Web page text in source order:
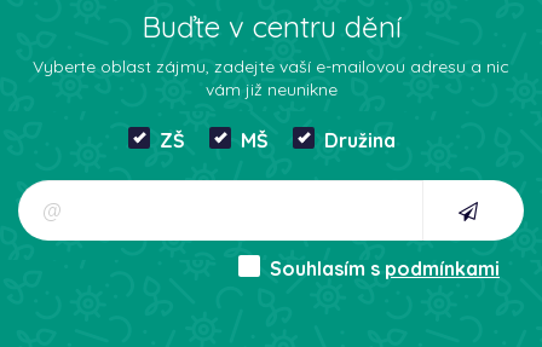
Buďte v centru dění
Vyberte oblast zájmu, zadejte vaší e-mailovou adresu a nic
vám již neunikne
ZŠ MŠ Družina
Souhlasím s podmínkami